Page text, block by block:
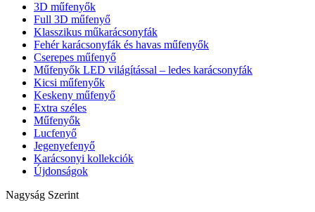
3D műfenyők
Full 3D műfenyő
Klasszikus műkarácsonyfák
Fehér karácsonyfák és havas műfenyők
Cserepes műfenyő
Műfenyők LED világítással – ledes karácsonyfák
Kicsi műfenyők
Keskeny műfenyő
Extra széles
Műfenyők
Lucfenyő
Jegenyefenyő
Karácsonyi kollekciók
Újdonságok
Nagyság Szerint